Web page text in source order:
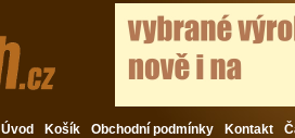
Úvod Košík Obchodní podmínky Kontakt